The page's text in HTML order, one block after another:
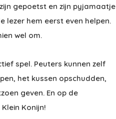
gepoetst en zijn pyjamaatje
lezer hem eerst even helpen.
wel om.
spel. Peuters kunnen zelf
het kussen opschudden,
geven. En op de
Konijn!